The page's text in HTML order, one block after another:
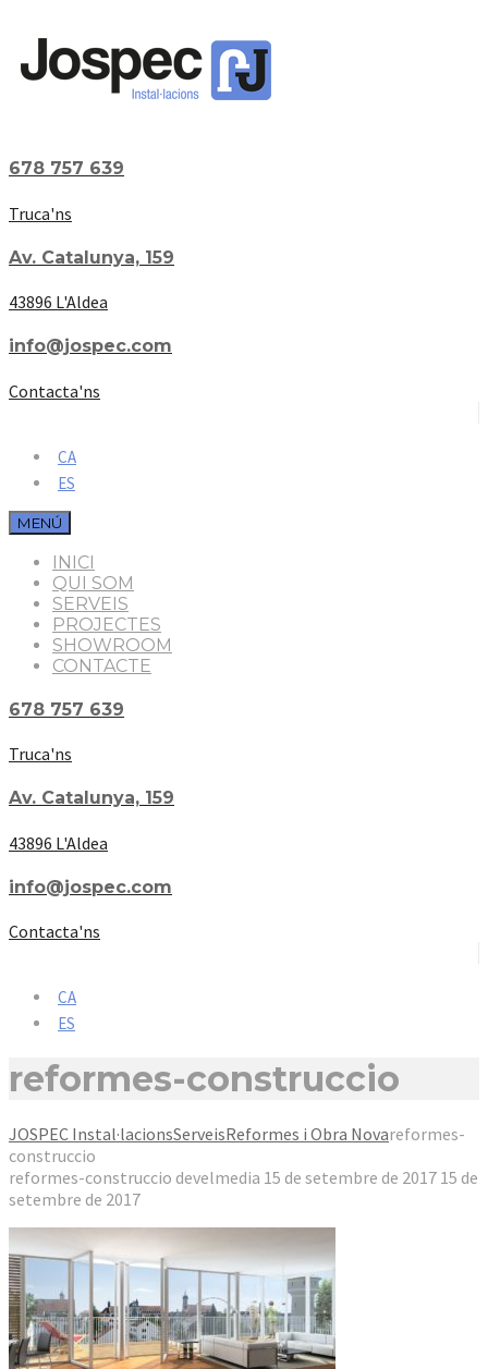
678 757 639
Truca'ns
Av. Catalunya, 159
43896 L'Aldea
info@jospec.com
Contacta'ns
CA
ES
MENÚ
INICI
QUI SOM
SERVEIS
PROJECTES
SHOWROOM
CONTACTE
678 757 639
Truca'ns
Av. Catalunya, 159
43896 L'Aldea
info@jospec.com
Contacta'ns
CA
ES
reformes-construccio
JOSPEC Instal·lacionsServeisReformes i Obra Novareformes-
construccio
reformes-construccio develmedia 15 de setembre de 2017 15 de
setembre de 2017